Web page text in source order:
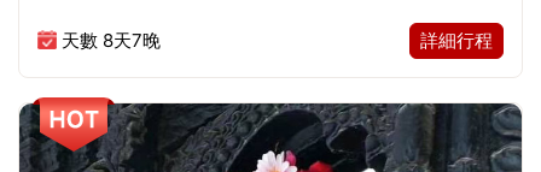
吉普越野
天數 8天7晚 詳細行程